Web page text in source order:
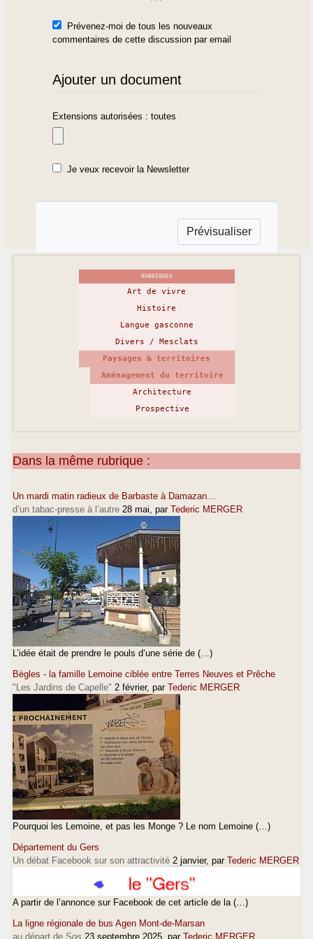
Prévenez-moi de tous les nouveaux
commentaires de cette discussion par email
Ajouter un document
Extensions autorisées : toutes
Je veux recevoir la Newsletter
RUBRIQUES
Art de vivre
Histoire
Langue gasconne
Divers / Mesclats
Paysages & territoires
Aménagement du territoire
Architecture
Prospective
Dans la même rubrique :
Un mardi matin radieux de Barbaste à Damazan...
d’un tabac-presse à l’autre 28 mai , par Tederic MERGER
L’idée était de prendre le pouls d’une série de (…)
Bègles - la famille Lemoine ciblée entre Terres Neuves et Prêche
"Les Jardins de Capelle" 2 février, par Tederic MERGER
Pourquoi les Lemoine, et pas les Monge ? Le nom Lemoine (…)
Département du Gers
Un débat Facebook sur son attractivité 2 janvier, par Tederic MERGER
A partir de l’annonce sur Facebook de cet article de la (…)
La ligne régionale de bus Agen Mont-de-Marsan
au départ de Sos 23 septembre 2025 , par Tederic MERGER